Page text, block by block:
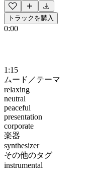
トラックを購入
0:00
1:15
ムード／テーマ
relaxing
neutral
peaceful
presentation
corporate
楽器
synthesizer
その他のタグ
instrumental